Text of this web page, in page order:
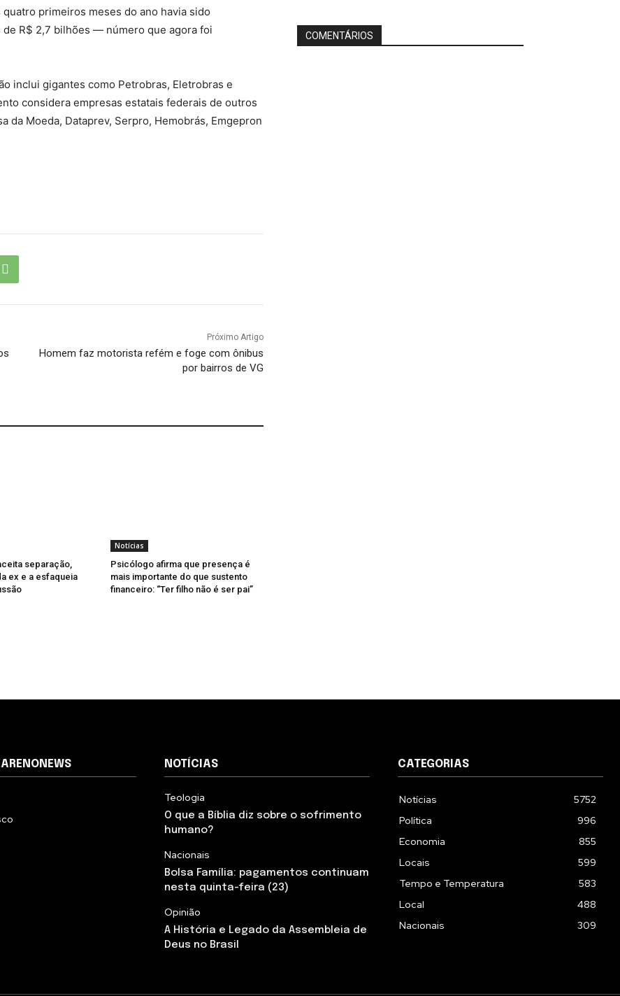
primeiros meses do ano havia sido
R$ 2,7 bilhões — número que agora foi
inclui gigantes como Petrobras, Eletrobras e
considera empresas estatais federais de outros
da Moeda, Dataprev, Serpro, Hemobrás, Emgepron
Próximo Artigo
Homem faz motorista refém e foge com ônibus
por bairros de VG
separação,
ex e a esfaqueia
Notícias
Psicólogo afirma que presença é
mais importante do que sustento
financeiro: “Ter filho não é ser pai”
COMENTÁRIOS
NOTÍCIAS
Teologia
O que a Bíblia diz sobre o sofrimento
humano?
Nacionais
Bolsa Família: pagamentos continuam
nesta quinta-feira (23)
Opinião
A História e Legado da Assembleia de
Deus no Brasil
CATEGORIAS
Notícias
5752
Política
996
Economia
855
Locais
599
Tempo e Temperatura
583
Local
488
Nacionais
309